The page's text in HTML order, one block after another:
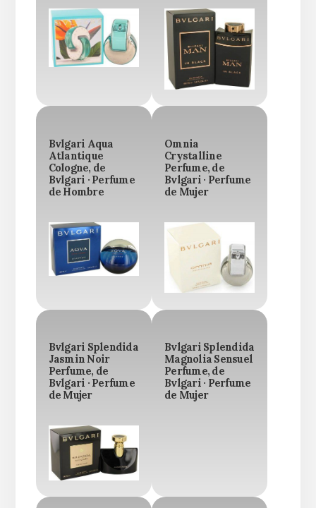
Bvlgari Aqua
Atlantique
Cologne, de
Bvlgari · Perfume
de Hombre
Omnia
Crystalline
Perfume, de
Bvlgari · Perfume
de Mujer
Bvlgari Splendida
Jasmin Noir
Perfume, de
Bvlgari · Perfume
de Mujer
Bvlgari Splendida
Magnolia Sensuel
Perfume, de
Bvlgari · Perfume
de Mujer